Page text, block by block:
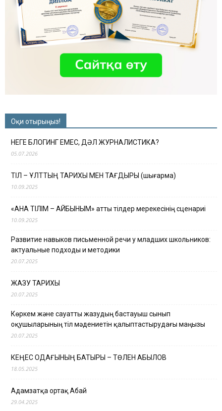
Оқи отырыңыз!
НЕГЕ БЛОГИНГ ЕМЕС, ДӘЛ ЖУРНАЛИСТИКА?
05.07.2026
ТІЛ – ҰЛТТЫҢ ТАРИХЫ МЕН ТАҒДЫРЫ (шығарма)
10.09.2025
«АНА ТІЛІМ – АЙБЫНЫМ» атты тілдер мерекесінің сценариі
10.09.2025
Развитие навыков письменной речи у младших школьников:
актуальные подходы и методики
20.07.2025
ЖАЗУ ТАРИХЫ
20.07.2025
Көркем және сауатты жазудың бастауыш сынып
оқушыларының тіл мәдениетін қалыптастырудағы маңызы
20.07.2025
КЕҢЕС ОДАҒЫНЫҢ БАТЫРЫ – ТӨЛЕН ҚАБЫЛОВ
18.05.2025
Адамзатқа ортақ Абай
29.04.2025